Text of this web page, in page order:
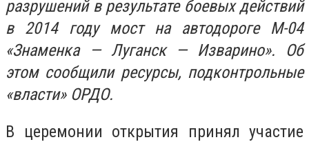
разрушений в результате боевых действий
в 2014 году мост на автодороге М-04
«Знаменка — Луганск — Изварино». Об
этом сообщили ресурсы, подконтрольные
«власти» ОРДО.
В церемонии открытия принял участие